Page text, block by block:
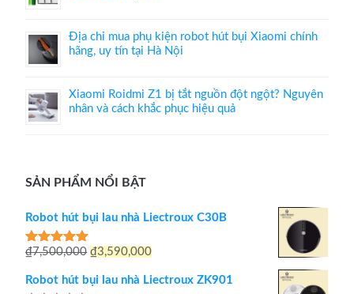
Địa chỉ mua phụ kiện robot hút bụi Xiaomi chính
hãng, uy tín tại Hà Nội
Xiaomi Roidmi Z1 bị tắt nguồn đột ngột? Nguyên
nhân và cách khắc phục hiệu quả
SẢN PHẨM NỔI BẬT
Robot hút bụi lau nhà Liectroux C30B
Được xếp
5 sao
₫7,500,000 Giá
gốc
₫3,590,000Giá
hiện
Robot hút bụi lau nhà Liectroux ZK901